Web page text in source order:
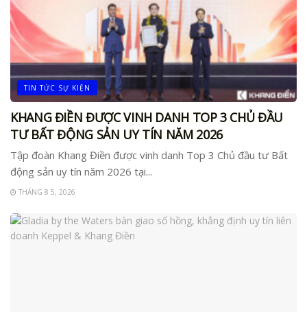
TIN TỨC SỰ KIỆN
KHANG ĐIỀN ĐƯỢC VINH DANH TOP 3 CHỦ ĐẦU
TƯ BẤT ĐỘNG SẢN UY TÍN NĂM 2026
Tập đoàn Khang Điền được vinh danh Top 3 Chủ đầu tư Bất
động sản uy tín năm 2026 tại...
THÁNG 8 5, 2026